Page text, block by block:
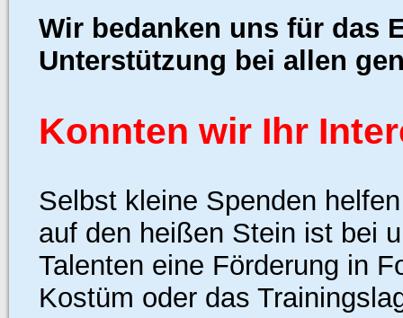
Wir bedanken uns für das
Unterstützung bei allen
Konnten wir Ihr
Selbst kleine Spenden
auf den heißen Stein ist bei
Talenten eine Förderung in
Kostüm oder das